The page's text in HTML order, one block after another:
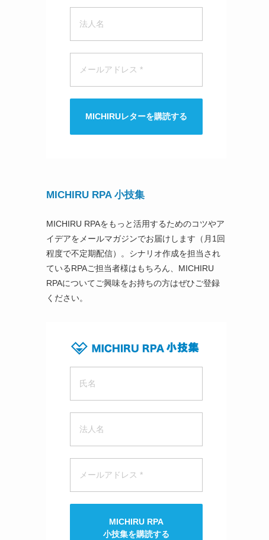
MICHIRUレターを購読する
MICHIRU RPA 小技集
MICHIRU RPAをもっと活用するためのコツやア
イデアをメールマガジンでお届けします（月1回
程度で不定期配信）。シナリオ作成を担当され
ているRPAご担当者様はもちろん、MICHIRU
RPAについてご興味をお持ちの方はぜひご登録
ください。
MICHIRU RPA
小技集を購読する